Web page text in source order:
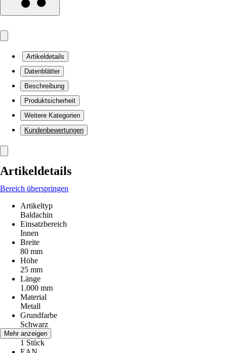
Artikeldetails
Datenblätter
Beschreibung
Produktsicherheit
Weitere Kategorien
Kundenbewertungen
Artikeldetails
Bereich überspringen
Artikeltyp
Baldachin
Einsatzbereich
Innen
Breite
80 mm
Höhe
25 mm
Länge
1.000 mm
Material
Metall
Grundfarbe
Schwarz
Inhalt
1 Stück
Mehr anzeigen